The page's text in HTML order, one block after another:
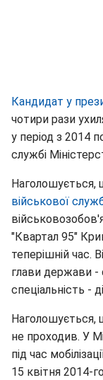
Кандидат у
чотири рази
у період з 2014
службі
Наголошується,
військової
"Квартал 95"
теперішній час.
глави держави -
спеціальність -
не проходив. У
під час
15 квітня 2014-